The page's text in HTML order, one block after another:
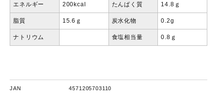
エネルギー 200kcal たんぱく質 14.8ｇ
脂質 15.6ｇ 炭水化物 0.2g
ナトリウム 食塩相当量 0.8ｇ
JAN 4571205703110